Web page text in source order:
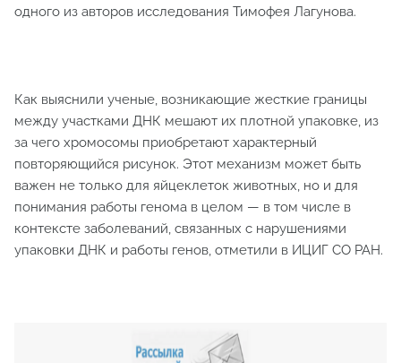
одного из авторов исследования Тимофея Лагунова.
Как выяснили ученые, возникающие жесткие границы
между участками ДНК мешают их плотной упаковке, из
за чего хромосомы приобретают характерный
повторяющийся рисунок. Этот механизм может быть
важен не только для яйцеклеток животных, но и для
понимания работы генома в целом — в том числе в
контексте заболеваний, связанных с нарушениями
упаковки ДНК и работы генов, отметили в ИЦИГ СО РАН.